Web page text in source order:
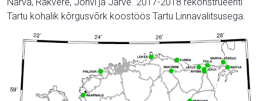
Tartu kohalik kõrgusvõrk koostöös Tartu Linnavalitsusega.